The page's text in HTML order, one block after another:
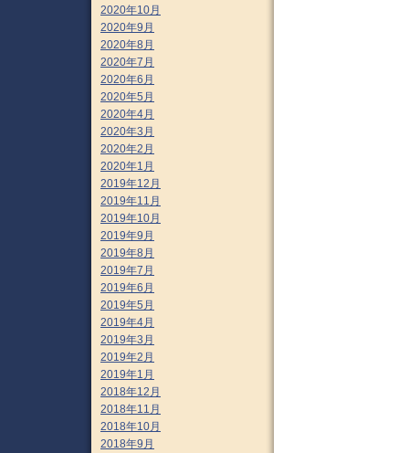
2020年10月
2020年9月
2020年8月
2020年7月
2020年6月
2020年5月
2020年4月
2020年3月
2020年2月
2020年1月
2019年12月
2019年11月
2019年10月
2019年9月
2019年8月
2019年7月
2019年6月
2019年5月
2019年4月
2019年3月
2019年2月
2019年1月
2018年12月
2018年11月
2018年10月
2018年9月